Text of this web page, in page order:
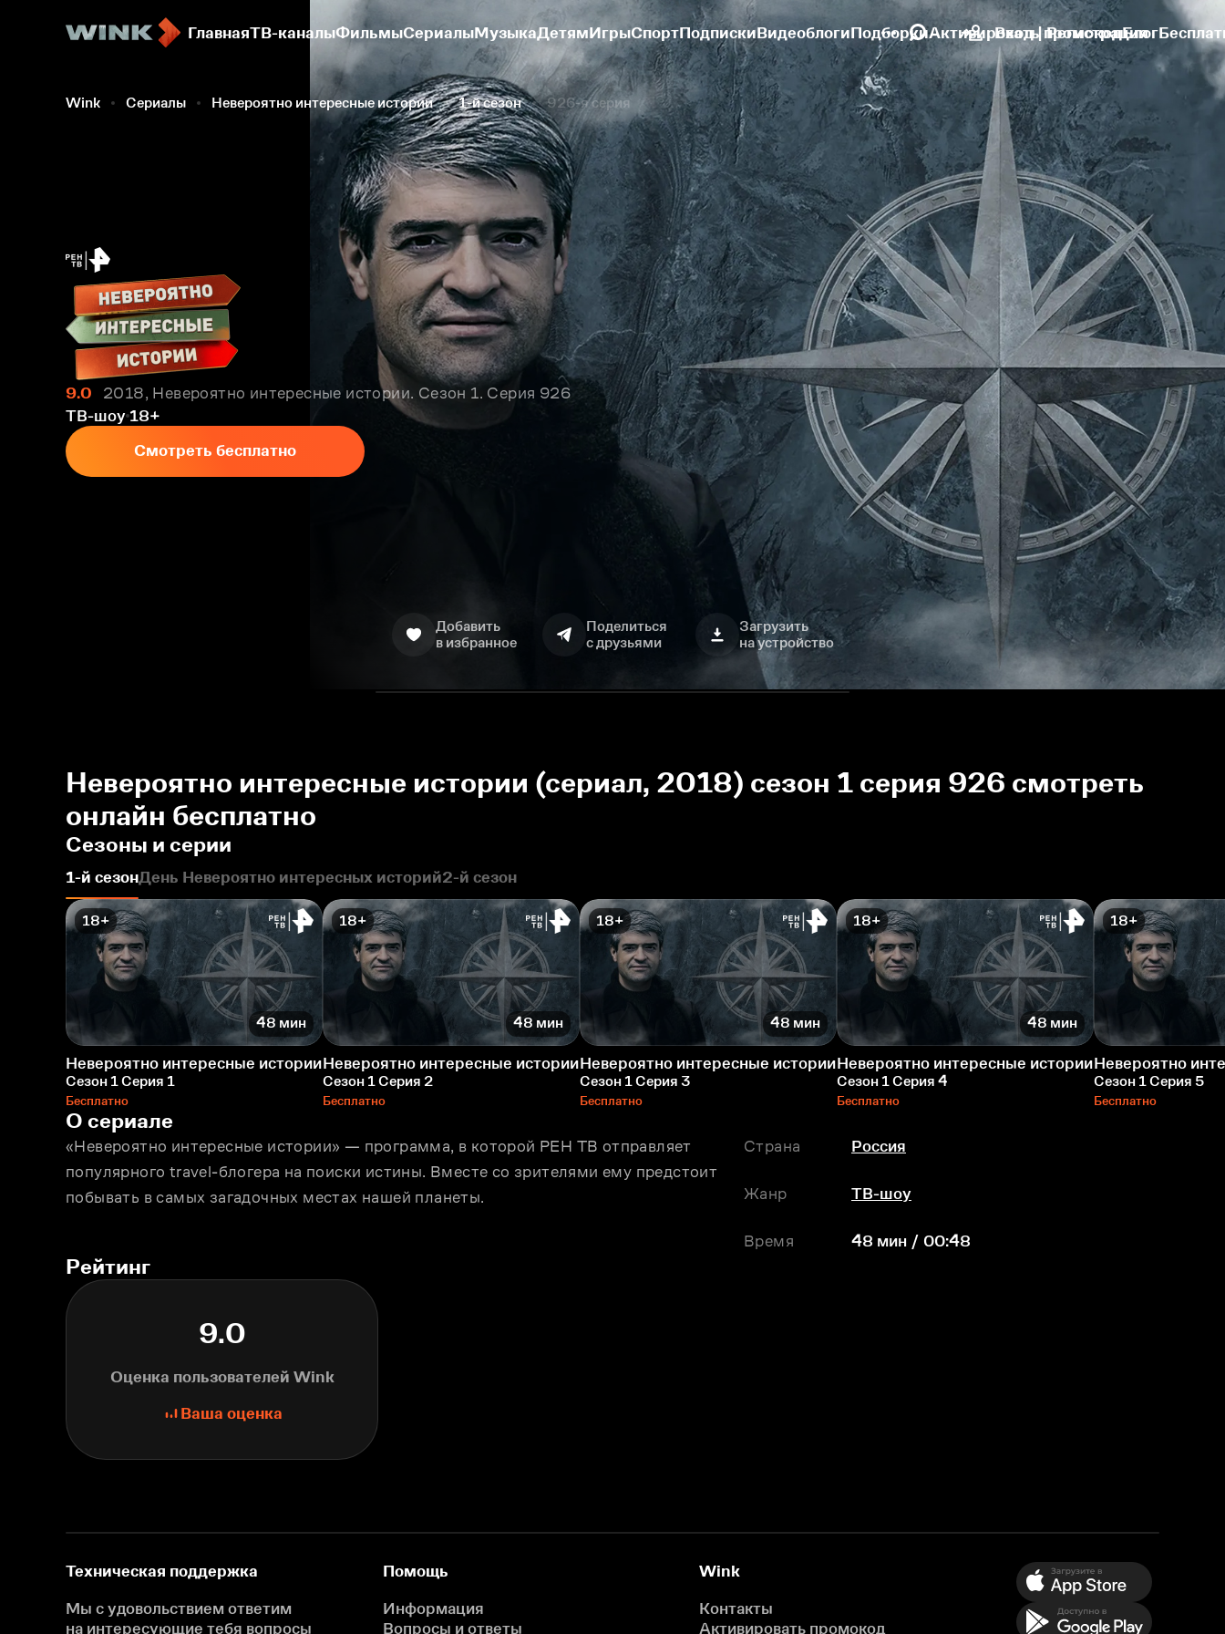
ГлавнаяТВ-каналыФильмыСериалыМузыкаДетямИгрыСпортПодпискиВидеоблогиПодборкиАктивировать промокодБлог
Вход | Регистрация
Wink Сериалы Невероятно интересные истории 1-й сезон 926-я серия
9.0
2018, Невероятно интересные истории. Сезон 1. Серия 926
ТВ-шоу 18+
Смотреть бесплатно
Добавить
в избранное
Поделиться
с друзьями
Загрузить
на устройство
Невероятно интересные истории (сериал, 2018) сезон 1 серия 926 смотреть
онлайн бесплатно
Сезоны и серии
1-й сезонДень Невероятно интересных историй2-й сезон
18+
48 мин
Невероятно интересные истории
Сезон 1 Серия 1
Бесплатно
18+
48 мин
Невероятно интересные истории
Сезон 1 Серия 2
Бесплатно
18+
48 мин
Невероятно интересные истории
Сезон 1 Серия 3
Бесплатно
18+
48 мин
Невероятно интересные истории
Сезон 1 Серия 4
Бесплатно
18+
Невероятно
Сезон 1 Серия 5
Бесплатно
О сериале
«Невероятно интересные истории» — программа, в которой РЕН ТВ отправляет
популярного travel-блогера на поиски истины. Вместе со зрителями ему предстоит
побывать в самых загадочных местах нашей планеты.
Страна Россия
Жанр ТВ-шоу
Время 48 мин / 00:48
Рейтинг
9.0
Оценка пользователей Wink
Ваша оценка
Техническая поддержка
Мы с удовольствием ответим
на интересующие тебя вопросы
Помощь
Информация
Вопросы и ответы
Wink
Контакты
Активировать промокод